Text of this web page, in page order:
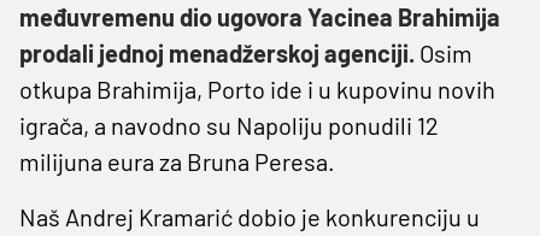
međuvremenu dio ugovora Yacinea Brahimija
prodali jednoj menadžerskoj agenciji. Osim
otkupa Brahimija, Porto ide i u kupovinu novih
igrača, a navodno su Napoliju ponudili 12
milijuna eura za Bruna Peresa.
Naš Andrej Kramarić dobio je konkurenciju u